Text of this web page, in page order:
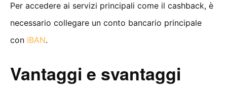
Per accedere ai servizi principali come il cashback, è
necessario collegare un conto bancario principale
con IBAN.
Vantaggi e svantaggi